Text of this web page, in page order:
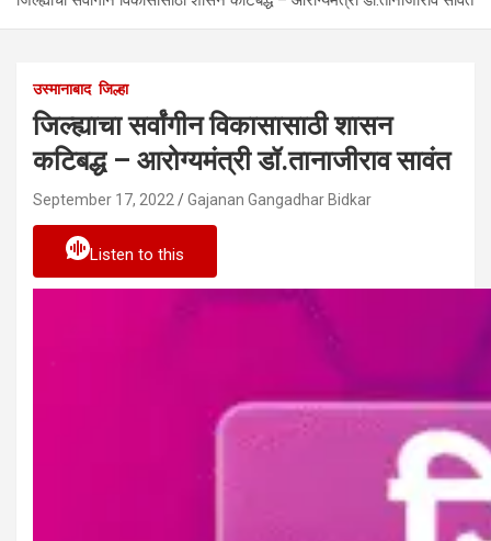
उस्मानाबाद जिल्हा
जिल्ह्याचा सर्वांगीन विकासासाठी शासन
कटिबद्ध – आरोग्यमंत्री डॉ.तानाजीराव सावंत
September 17, 2022 Gajanan Gangadhar Bidkar
Listen to this